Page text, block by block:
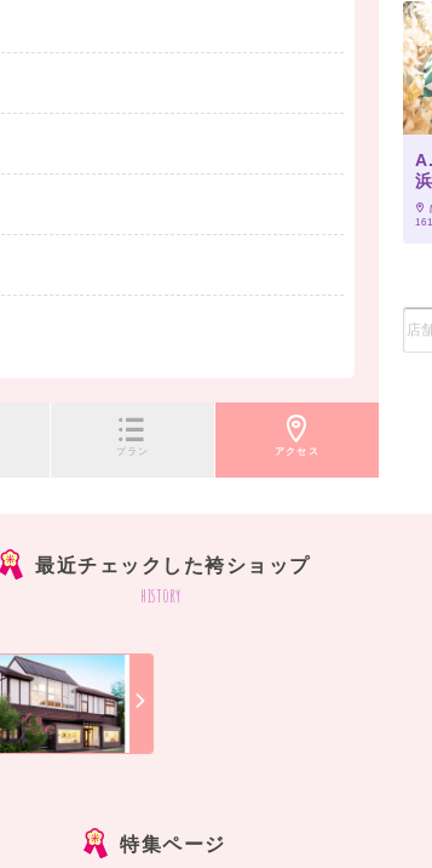
プラン アクセス
最近チェックした袴ショップ
history
特集ページ